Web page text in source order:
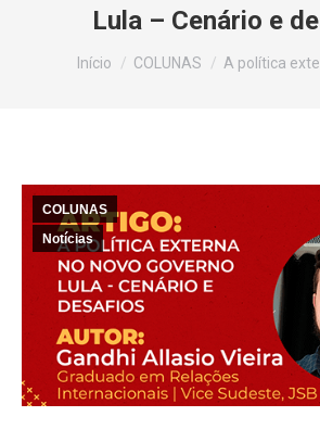
Lula – Cenário e
Você está aqui:
Início COLUNAS A política
COLUNAS
Notícias